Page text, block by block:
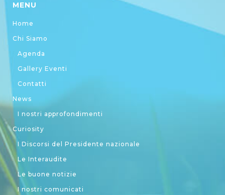
MENU
Home
Chi Siamo
Agenda
Gallery Eventi
Contatti
News
I nostri approfondimenti
Curiosity
I Discorsi del Presidente nazionale
Le Interaudite
Le buone notizie
I nostri comunicati